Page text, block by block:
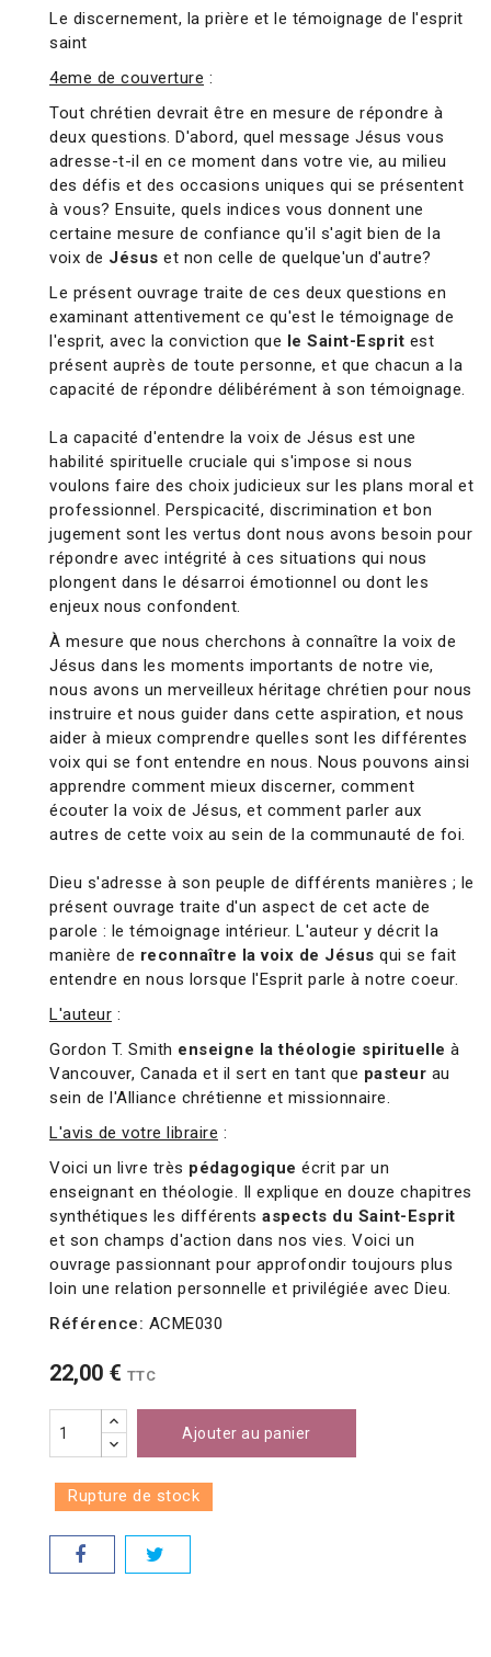
Le discernement, la prière et le témoignage de l'esprit
saint
4eme de couverture :
Tout chrétien devrait être en mesure de répondre à
deux questions. D'abord, quel message Jésus vous
adresse-t-il en ce moment dans votre vie, au milieu
des défis et des occasions uniques qui se présentent
à vous? Ensuite, quels indices vous donnent une
certaine mesure de confiance qu'il s'agit bien de la
voix de Jésus et non celle de quelque'un d'autre?
Le présent ouvrage traite de ces deux questions en
examinant attentivement ce qu'est le témoignage de
l'esprit, avec la conviction que le Saint-Esprit est
présent auprès de toute personne, et que chacun a la
capacité de répondre délibérément à son témoignage.
La capacité d'entendre la voix de Jésus est une
habilité spirituelle cruciale qui s'impose si nous
voulons faire des choix judicieux sur les plans moral et
professionnel. Perspicacité, discrimination et bon
jugement sont les vertus dont nous avons besoin pour
répondre avec intégrité à ces situations qui nous
plongent dans le désarroi émotionnel ou dont les
enjeux nous confondent.
À mesure que nous cherchons à connaître la voix de
Jésus dans les moments importants de notre vie,
nous avons un merveilleux héritage chrétien pour nous
instruire et nous guider dans cette aspiration, et nous
aider à mieux comprendre quelles sont les différentes
voix qui se font entendre en nous. Nous pouvons ainsi
apprendre comment mieux discerner, comment
écouter la voix de Jésus, et comment parler aux
autres de cette voix au sein de la communauté de foi.
Dieu s'adresse à son peuple de différents manières ; le
présent ouvrage traite d'un aspect de cet acte de
parole : le témoignage intérieur. L'auteur y décrit la
manière de reconnaître la voix de Jésus qui se fait
entendre en nous lorsque l'Esprit parle à notre coeur.
L'auteur :
Gordon T. Smith enseigne la théologie spirituelle à
Vancouver, Canada et il sert en tant que pasteur au
sein de l'Alliance chrétienne et missionnaire.
L'avis de votre libraire :
Voici un livre très pédagogique écrit par un
enseignant en théologie. Il explique en douze chapitres
synthétiques les différents aspects du Saint-Esprit
et son champs d'action dans nos vies. Voici un
ouvrage passionnant pour approfondir toujours plus
loin une relation personnelle et privilégiée avec Dieu.
Référence: ACME030
22,00 € TTC
Ajouter au panier
Rupture de stock